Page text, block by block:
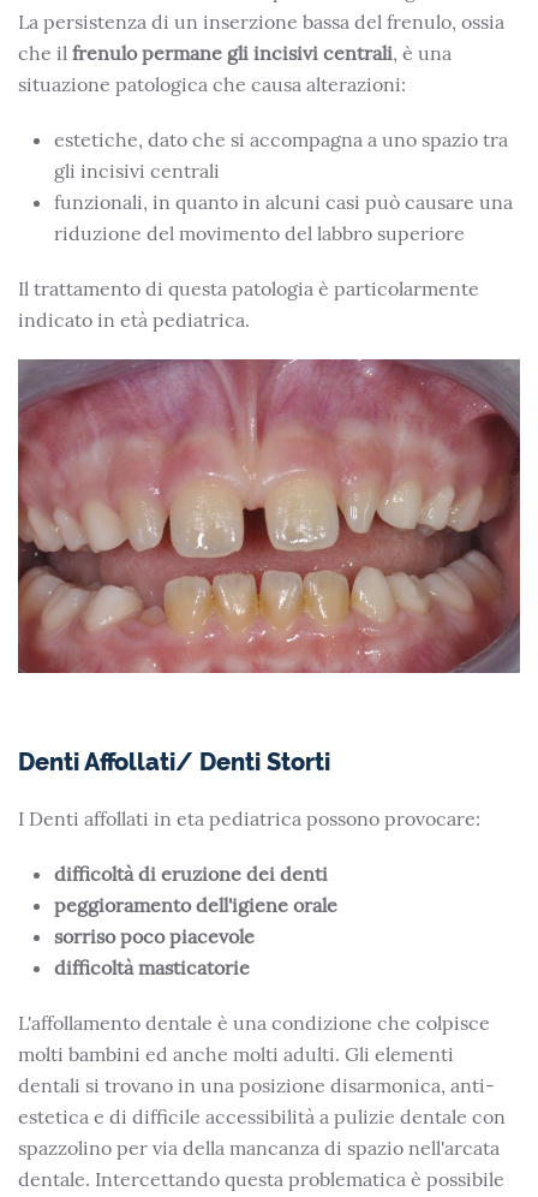
La persistenza di un inserzione bassa del frenulo, ossia
che il frenulo permane gli incisivi centrali, è una
situazione patologica che causa alterazioni:
estetiche, dato che si accompagna a uno spazio tra
gli incisivi centrali
funzionali, in quanto in alcuni casi può causare una
riduzione del movimento del labbro superiore
Il trattamento di questa patologia è particolarmente
indicato in età pediatrica.
Denti Affollati/ Denti Storti
I Denti affollati in eta pediatrica possono provocare:
difficoltà di eruzione dei denti
peggioramento dell'igiene orale
sorriso poco piacevole
difficoltà masticatorie
L'affollamento dentale è una condizione che colpisce
molti bambini ed anche molti adulti. Gli elementi
dentali si trovano in una posizione disarmonica, anti-
estetica e di difficile accessibilità a pulizie dentale con
spazzolino per via della mancanza di spazio nell'arcata
dentale. Intercettando questa problematica è possibile